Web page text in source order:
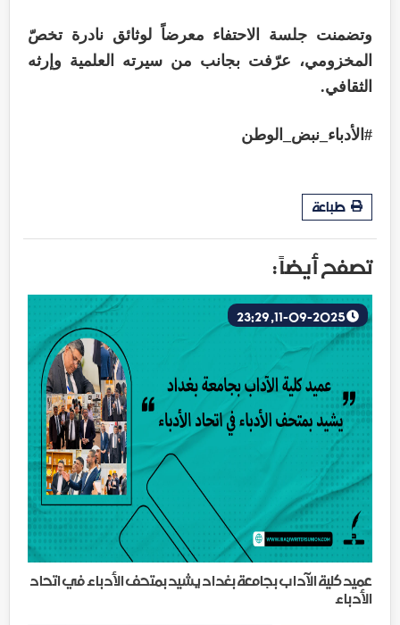
وتضمنت جلسة الاحتفاء معرضاً لوثائق نادرة تخصّ
المخزومي، عرّفت بجانب من سيرته العلمية وإرثه
الثقافي.
#الأدباء_نبض_الوطن
طباعة
تصفح أيضاً :
عميد كلية الآداب بجامعة بغداد يشيد بمتحف الأدباء في اتحاد
الأدباء